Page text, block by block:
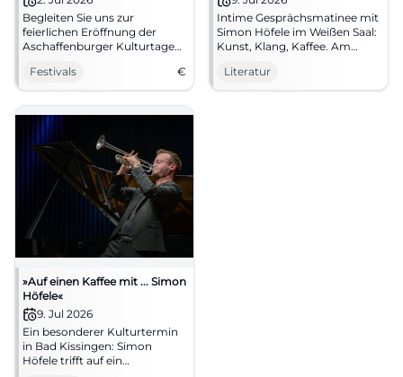
Begleiten Sie uns zur
feierlichen Eröffnung der
Aschaffenburger Kulturtage
Jahre Damm“.
Festivals €
Intime Gesprächsmatinee mit
Simon Höfele im Weißen Saal:
Kunst, Klang, Kaffee. Am
folgen. Schärfe dein Hören,
erlebe Kultur im Dialog. Jetzt
Literatur
»Auf einen Kaffee mit ... Simon
Höfele«
9. Jul 2026
Ein besonderer Kulturtermin
in Bad Kissingen: Simon
Höfele trifft auf ein